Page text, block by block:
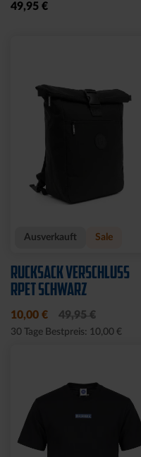
49,95 €
Ausverkauft Sale
RUCKSACK VERSCHLUSS
RPET SCHWARZ
10,00 € 49,95 €
30 Tage Bestpreis: 10,00 €